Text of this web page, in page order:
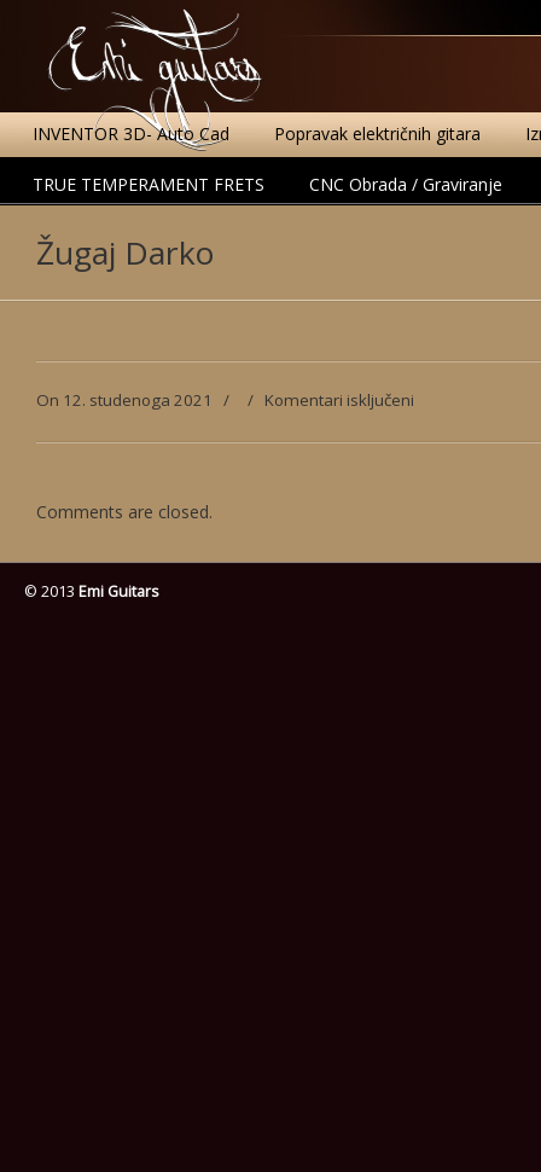
INVENTOR 3D- Auto Cad Popravak električnih gitara
TRUE TEMPERAMENT FRETS CNC Obrada / Graviranje
Žugaj Darko
On 12. studenoga 2021 / / Komentari isključeni
Comments are closed.
© 2013 Emi Guitars